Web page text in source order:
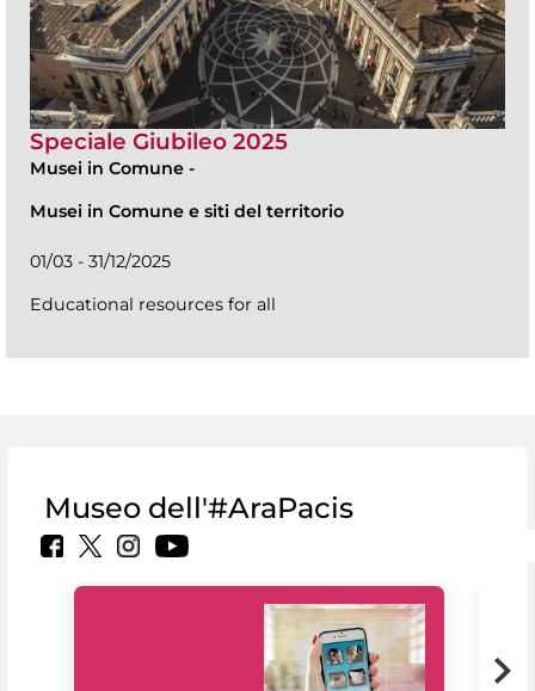
Speciale Giubileo 2025
Musei in Comune -
Musei in Comune e siti del territorio
01/03 - 31/12/2025
Educational resources for all
Museo dell'#AraPacis